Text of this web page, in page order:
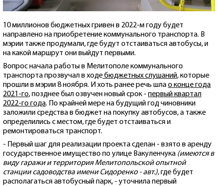
10 миллионов бюджетных гривен в 2022-м году будет
направлено на приобретение коммунального транспорта. В
мэрии также продумали, где будут отстаиваться автобусы, и
на какой маршрут они выйдут первыми.
Вопрос начала работы в Мелитополе коммунального
транспорта прозвучал в ходебюджетных слушаний, которые
прошли в мэрии 8 ноября. И хоть ранее речь шлао конце года
2021-го, позднее был озвучен новый срок - первый квартал
2022-го года. По крайней мере на будущий год чиновники
заложили средства в бюджет на покупку автобусов, а также
определились с местом, где будет отстаиваться и
ремонтироваться транспорт.
- Первый шаг для реализации проекта сделан - взято в аренду
государственное имущество по улице Вакуленчука (имеются в
виду гаражи и территория Мелитопольской опытной
станции садоводства имени Сидоренко - авт.), где будет
располагаться автобусный парк, - уточнила первый